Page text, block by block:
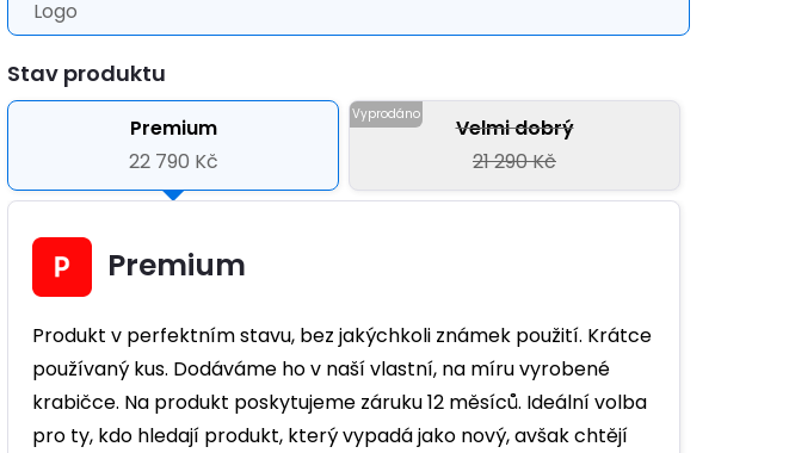
Premium
22 790 Kč
Velmi dobrý
21 290 Kč
Premium
Produkt v perfektním stavu, bez jakýchkoli známek použití. Krátce
používaný kus. Dodáváme ho v naší vlastní, na míru vyrobené
krabičce. Na produkt poskytujeme záruku 12 měsíců. Ideální volba
pro ty, kdo hledají produkt, který vypadá jako nový, avšak chtějí